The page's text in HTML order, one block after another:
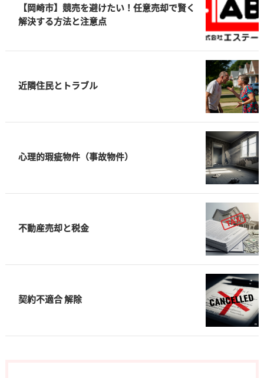
【岡崎市】競売を避けたい！任意売却で賢く
解決する方法と注意点
近隣住民とトラブル
心理的瑕疵物件（事故物件）
不動産売却と税金
契約不適合 解除